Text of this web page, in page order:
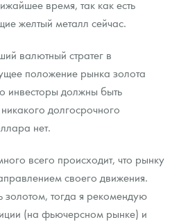
время, так как есть
желтый металл сейчас.
валютный стратег в
положение рынка золота
инвесторы должны быть
долгосрочного
нет.
всего происходит, что рынку
своего движения.
золотом, тогда я рекомендую
(на фьючерсном рынке) и